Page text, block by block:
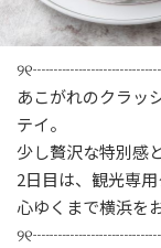
あこがれのクラッ
テイ。
少し贅沢な特別感
2日目は、観光専
心ゆくまで横浜を